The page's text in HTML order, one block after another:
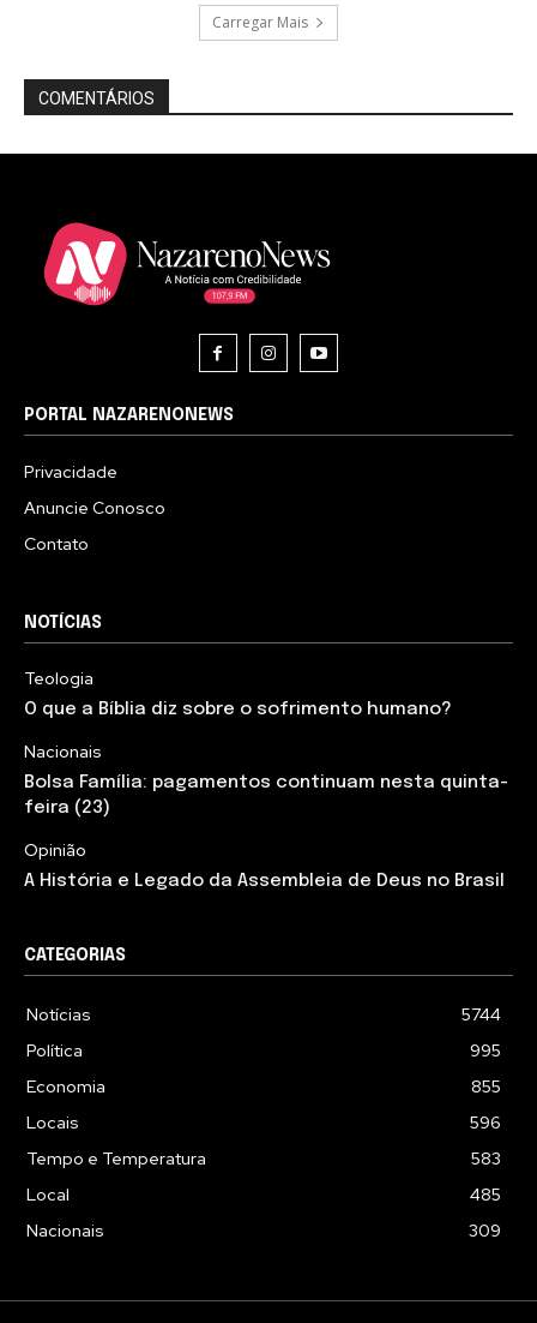
Carregar Mais
COMENTÁRIOS
PORTAL NAZARENONEWS
Privacidade
Anuncie Conosco
Contato
NOTÍCIAS
Teologia
O que a Bíblia diz sobre o sofrimento humano?
Nacionais
Bolsa Família: pagamentos continuam nesta quinta-
feira (23)
Opinião
A História e Legado da Assembleia de Deus no Brasil
CATEGORIAS
Notícias
5744
Política
995
Economia
855
Locais
596
Tempo e Temperatura
583
Local
485
Nacionais
309